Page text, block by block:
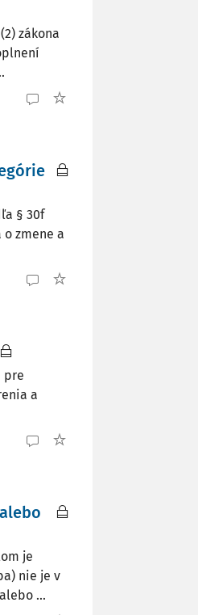
zákona
§ 30f
o zmene a
pre
a
je
nie je v
...